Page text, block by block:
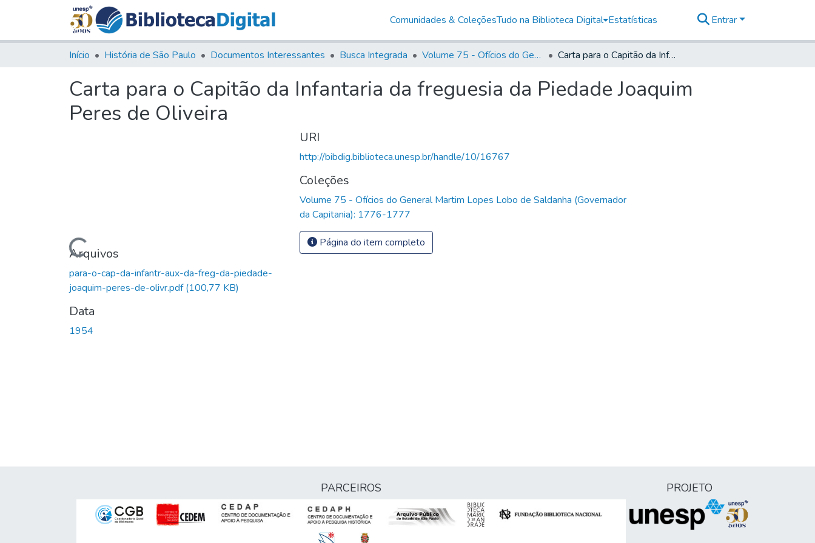
Comunidades & ColeçõesTudo na Biblioteca Digital Estatísticas Entrar
Início História de São Paulo Documentos Interessantes Busca Integrada Volume 75 - Ofícios do General Martim Lopes Lobo de Saldanha (Governador da Capitania): 1776-1777 Carta para o Capitão da Infantaria da freguesia da Piedade Joaquim Peres de Oliveira
Carta para o Capitão da Infantaria da freguesia da Piedade Joaquim
Peres de Oliveira
Carregando...
Arquivos
para-o-cap-da-infantr-aux-da-freg-da-piedade-
joaquim-peres-de-olivr.pdf(100,77 KB)
Data
1954
URI
http://bibdig.biblioteca.unesp.br/handle/10/16767
Coleções
Volume 75 - Ofícios do General Martim Lopes Lobo de Saldanha (Governador
da Capitania): 1776-1777
Página do item completo
PARCEIROS PROJETO